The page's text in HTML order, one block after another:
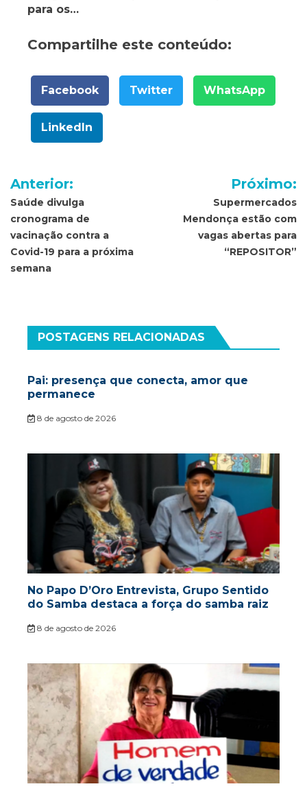
para os…
Compartilhe este conteúdo:
Facebook Twitter WhatsApp
LinkedIn
Navegação
de
Post
Anterior:
Saúde divulga
cronograma de
vacinação contra a
Covid-19 para a próxima
semana
Próximo:
Supermercados
Mendonça estão com
vagas abertas para
“REPOSITOR”
POSTAGENS RELACIONADAS
Pai: presença que conecta, amor que
permanece
8 de agosto de 2026
No Papo D’Oro Entrevista, Grupo Sentido
do Samba destaca a força do samba raiz
8 de agosto de 2026